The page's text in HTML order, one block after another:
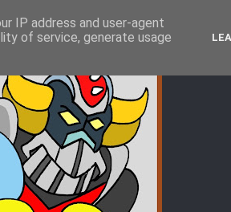
IP address and user-agent
of service, generate usage